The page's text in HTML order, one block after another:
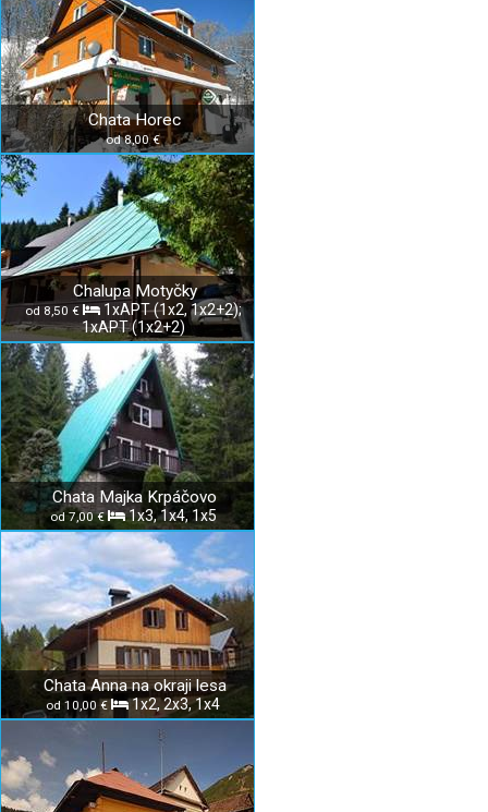
Chata Horec
od 8,00 €
Chalupa Motyčky
od 8,50 €
1xAPT (1x2, 1x2+2);
1xAPT (1x2+2)
Chata Majka Krpáčovo
od 7,00 € 1x3, 1x4, 1x5
Chata Anna na okraji lesa
od 10,00 € 1x2, 2x3, 1x4